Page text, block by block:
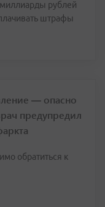
рублей
штрафы
— опасно
предупредил
обратиться к